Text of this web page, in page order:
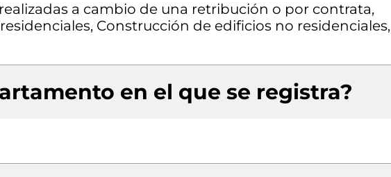
a cambio de una retribución o por contrata,
Construcción de edificios no residenciales,
en el que se registra?